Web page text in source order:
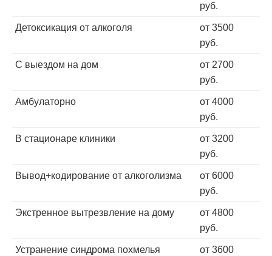
руб.
Детоксикация от алкоголя
от 3500
руб.
С выездом на дом
от 2700
руб.
Амбулаторно
от 4000
руб.
В стационаре клиники
от 3200
руб.
Вывод+кодирование от алкоголизма
от 6000
руб.
Экстренное вытрезвление на дому
от 4800
руб.
Устранение синдрома похмелья
от 3600